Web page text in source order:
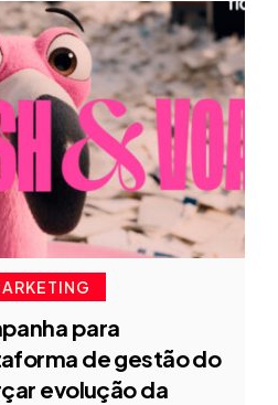
para
de gestão do
evolução da